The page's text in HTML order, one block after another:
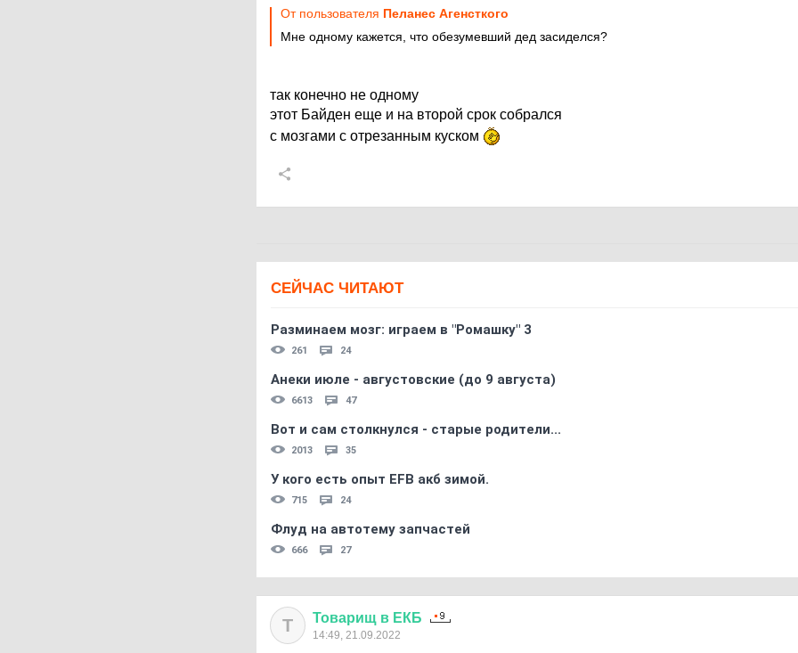
От пользователя Пеланес Агенсткого
Мне одному кажется, что обезумевший дед засиделся?
так конечно не одному
этот Байден еще и на второй срок собрался
с мозгами с отрезанным куском
СЕЙЧАС ЧИТАЮТ
Разминаем мозг: играем в "Ромашку" 3
261 24
Анеки июле - августовские (до 9 августа)
6613 47
Вот и сам столкнулся - старые родители...
2013 35
У кого есть опыт EFB акб зимой.
715 24
Флуд на автотему запчастей
666 27
Т Товарищ в ЕКБ
14:49, 21.09.2022